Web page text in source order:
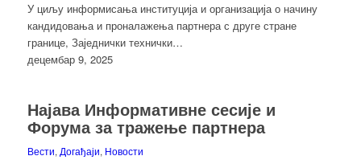
У циљу информисања институција и организација о начину
кандидовања и проналажења партнера с друге стране
границе, Заједнички технички…
децембар 9, 2025
Најава Информативне сесије и
Форума за тражење партнера
Вести, Догађаји, Новости